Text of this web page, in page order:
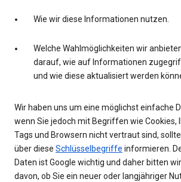
Wie wir diese Informationen nutzen.
Welche Wahlmöglichkeiten wir
darauf, wie auf Informationen
und wie diese aktualisiert werden
Wir haben uns um eine möglichst einfache
wenn Sie jedoch mit Begriffen wie Cookies,
Tags und Browsern nicht vertraut sind,
über diese Schlüsselbegriffe informieren.
Daten ist Google wichtig und daher bitten
davon, ob Sie ein neuer oder langjähriger